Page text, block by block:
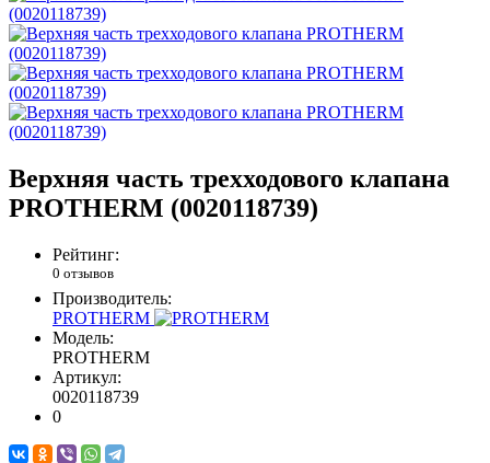
Верхняя часть трехходового клапана
PROTHERM (0020118739)
Рейтинг:
0 отзывов
Производитель:
PROTHERM
Модель:
PROTHERM
Артикул:
0020118739
0